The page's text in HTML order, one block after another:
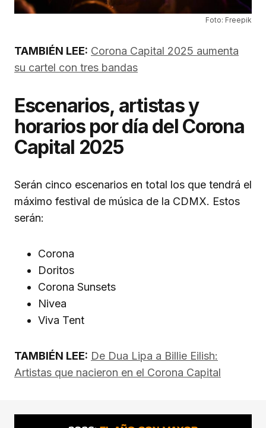
Foto: Freepik
TAMBIÉN LEE: Corona Capital 2025 aumenta
su cartel con tres bandas
Escenarios, artistas y
horarios por día del Corona
Capital 2025
Serán cinco escenarios en total los que tendrá el
máximo festival de música de la CDMX. Estos
serán:
Corona
Doritos
Corona Sunsets
Nivea
Viva Tent
TAMBIÉN LEE: De Dua Lipa a Billie Eilish:
Artistas que nacieron en el Corona Capital